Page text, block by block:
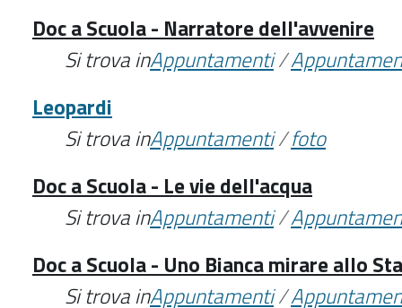
Doc a Scuola - Narratore dell'avvenire
Si trova inAppuntamenti/
Leopardi
Si trova inAppuntamenti/foto
Doc a Scuola - Le vie dell'acqua
Si trova inAppuntamenti/
Doc a Scuola - Uno Bianca mirare allo
Si trova inAppuntamenti/